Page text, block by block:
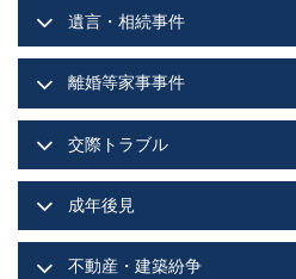
遺言・相続事件
離婚等家事事件
交際トラブル
成年後見
不動産・建築紛争